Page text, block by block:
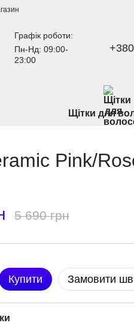
Графік роботи:
Пн-Нд: 09:00-
23:00
Щітки для
Pink/
5 690 грн
Купити Замовити